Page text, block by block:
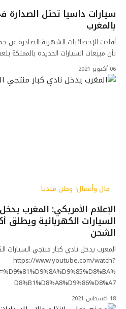
سيارات داسيا تحتل
بالمغرب
أفادت الإحصائيات الشهرية الصادرة عن
بأن مبيعات السيارات الجديدة بالمملكة
06 أكتوبر 2021
مال وأعمال وطن ميديا
الإعلام الأمريكي: المغرب
السيارات الكهربائية ويطلق
الشحن
المغرب يدخل نادي كبار منتجي السيارات
https://www.youtube.com/watch?
D8%B1%D8%A8%D9%86%D8%A7
18 أغسطس 2021